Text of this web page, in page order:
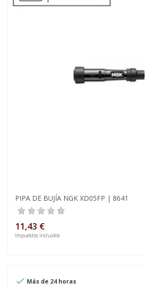
PIPA DE BUJÍA NGK XD05FP | 8641
11,43 €
Impuestos incluidos
 Más de 24 horas